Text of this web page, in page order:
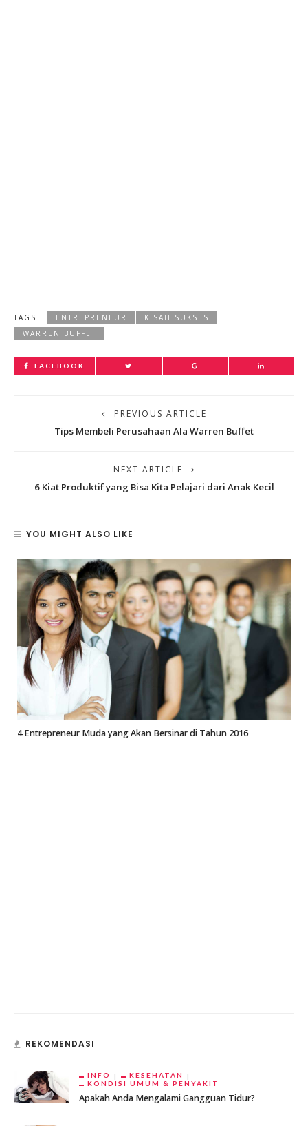
TAGS : ENTREPRENEUR
KISAH SUKSES
WARREN BUFFET
FACEBOOK
PREVIOUS ARTICLE
Tips Membeli Perusahaan Ala Warren Buffet
NEXT ARTICLE
6 Kiat Produktif yang Bisa Kita Pelajari dari Anak Kecil
YOU MIGHT ALSO LIKE
4 Entrepreneur Muda yang Akan Bersinar di Tahun 2016
REKOMENDASI
INFO
KESEHATAN
KONDISI UMUM & PENYAKIT
Apakah Anda Mengalami Gangguan Tidur?